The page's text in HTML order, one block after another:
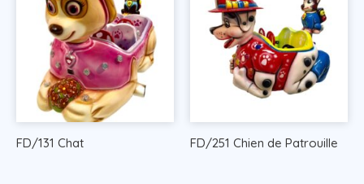
FD/131 Chat FD/251 Chien de Patrouille